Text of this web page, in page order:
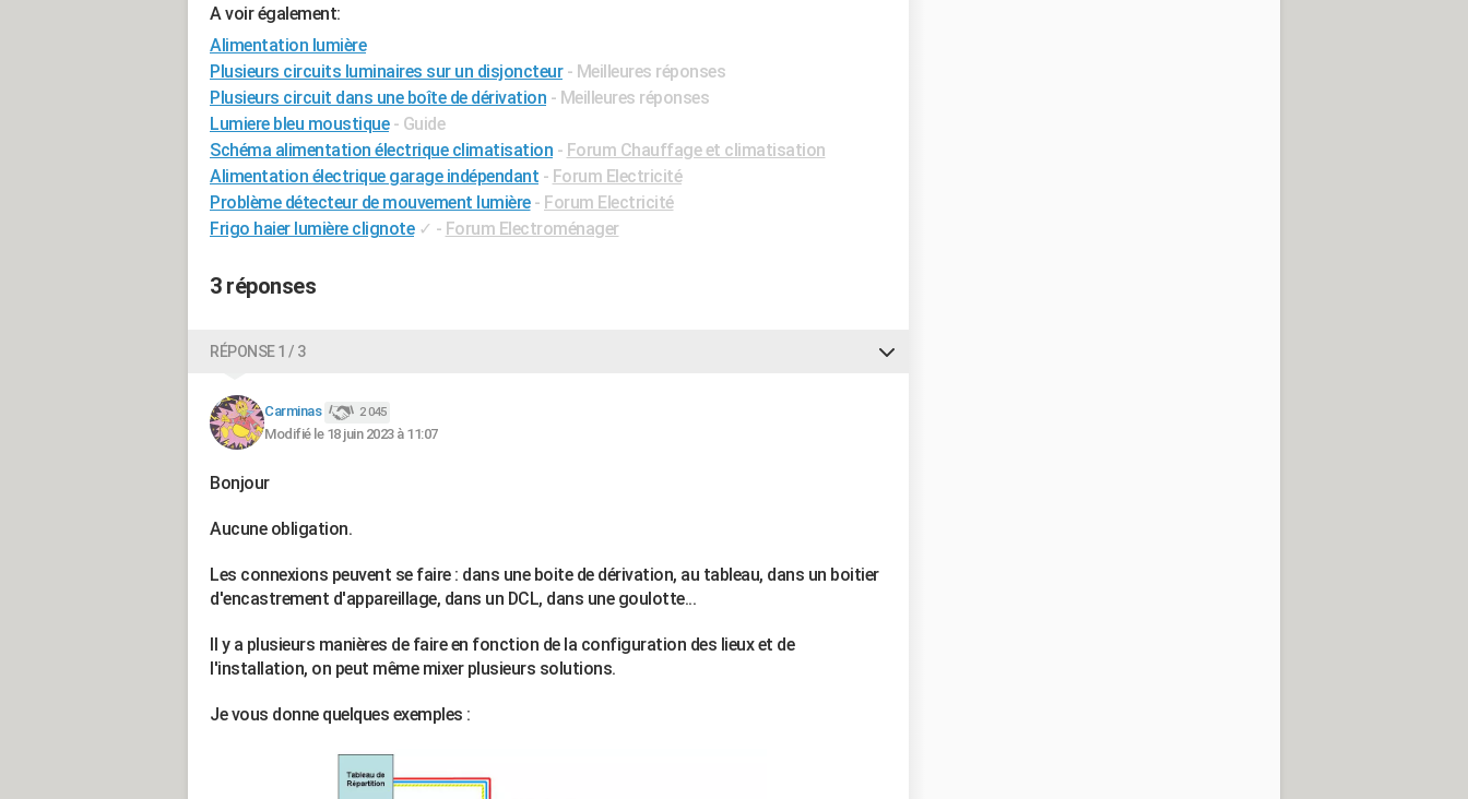
A voir également:
Alimentation lumière
Plusieurs circuits luminaires sur un disjoncteur - Meilleures réponses
Plusieurs circuit dans une boîte de dérivation - Meilleures réponses
Lumiere bleu moustique - Guide
Schéma alimentation électrique climatisation - Forum Chauffage et climatisation
Alimentation électrique garage indépendant - Forum Electricité
Problème détecteur de mouvement lumière - Forum Electricité
Frigo haier lumière clignote ✓ - Forum Electroménager
3 réponses
RÉPONSE 1 / 3
Carminas 2 045
Modifié le 18 juin 2023 à 11:07
Bonjour
Aucune obligation.
Les connexions peuvent se faire : dans une boite de dérivation, au tableau, dans un boitier
d'encastrement d'appareillage, dans un DCL, dans une goulotte...
Il y a plusieurs manières de faire en fonction de la configuration des lieux et de
l'installation, on peut même mixer plusieurs solutions.
Je vous donne quelques exemples :